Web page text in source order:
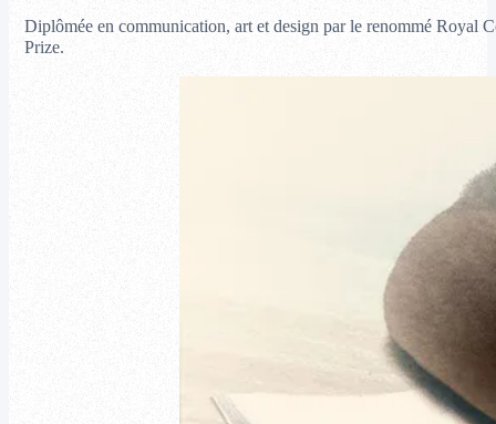
Diplômée en communication, art et design par le renommé Royal
Prize.